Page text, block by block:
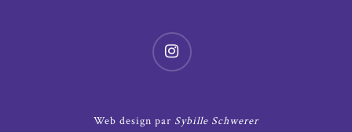
Web design par Sybille Schwerer